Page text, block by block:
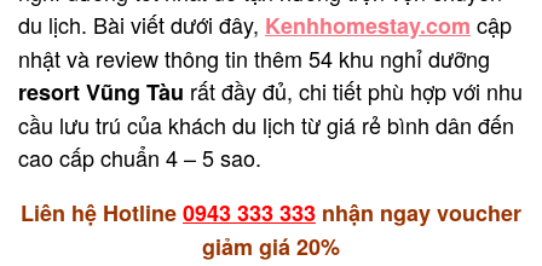
du lịch. Bài viết dưới đây, Kenhhomestay.com cập
nhật và review thông tin thêm 54 khu nghỉ dưỡng
resort Vũng Tàu rất đầy đủ, chi tiết phù hợp với nhu
cầu lưu trú của khách du lịch từ giá rẻ bình dân đến
cao cấp chuẩn 4 – 5 sao.
Liên hệ Hotline0943 333 333 nhận ngay voucher
giảm giá 20%